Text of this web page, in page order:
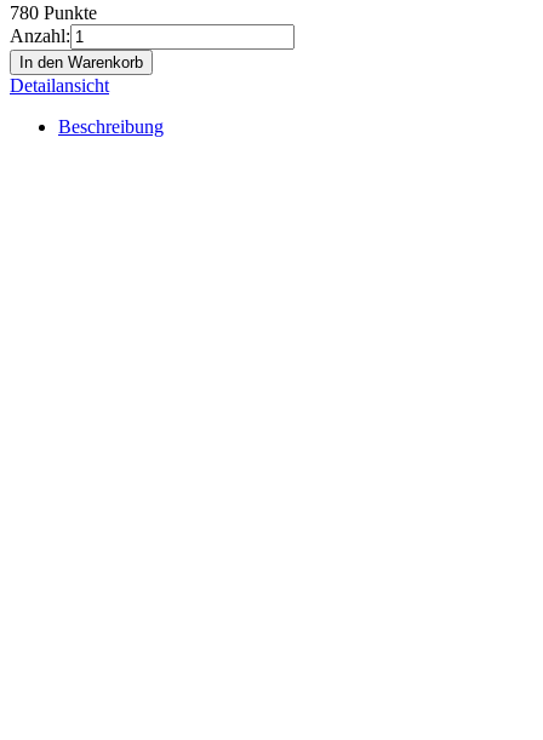
780 Punkte
Anzahl:
In den Warenkorb
Detailansicht
Beschreibung